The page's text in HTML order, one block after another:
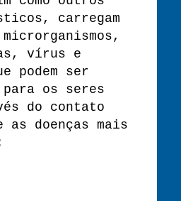
carregam
vírus e
podem ser
os seres
do contato
doenças mais